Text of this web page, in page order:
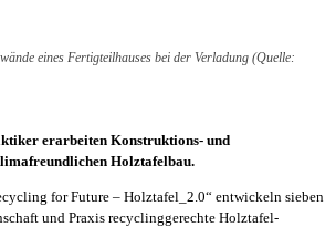
eines Fertigteilhauses bei der Verladung (Quelle:
erarbeiten Konstruktions- und
Holztafelbau.
for Future – Holztafel_2.0“ entwickeln sieben
und Praxis recyclinggerechte Holztafel-